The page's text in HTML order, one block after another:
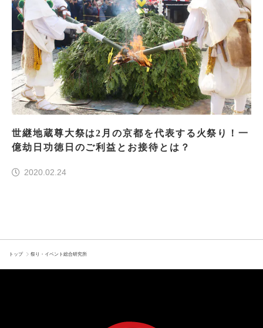
世継地蔵尊大祭は2月の京都を代表する火祭り！一
億劫日功徳日のご利益とお接待とは？
2020.02.24
トップ 祭り・イベント総合研究所